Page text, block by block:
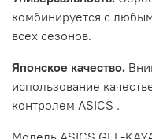
комбинируется с
всех сезонов.
Японское качество.
использование
контролем ASICS .